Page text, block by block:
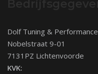
Dolf Tuning & Performance
Nobelstraat 9-01
7131PZ Lichtenvoorde
KVK: